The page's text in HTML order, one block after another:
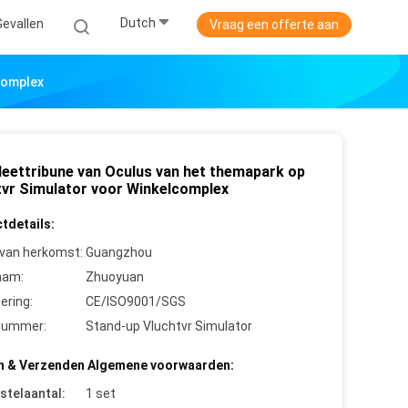
Dutch Vraag een offerte aan
van Oculus van het themapark op
Simulator voor Winkelcomplex
herkomst: Guangzhou
Zhuoyuan
CE/ISO9001/SGS
Stand-up Vluchtvr Simulator
& Verzenden Algemene voorwaarden:
1 set